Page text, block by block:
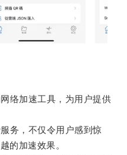
加速工具，为用户提供
，不仅令用户感到惊
的加速效果。